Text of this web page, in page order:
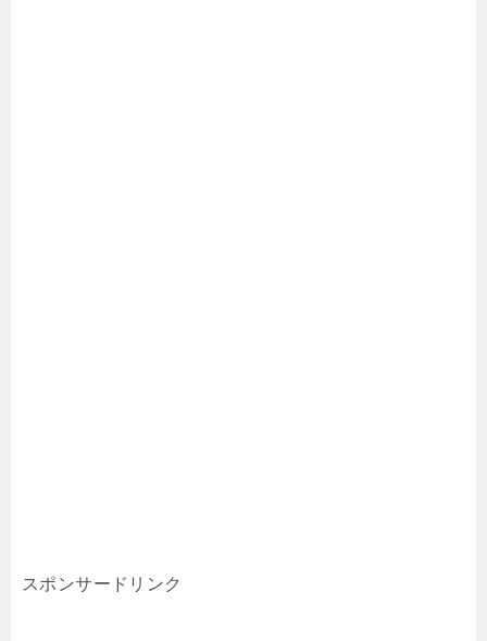
スポンサードリンク